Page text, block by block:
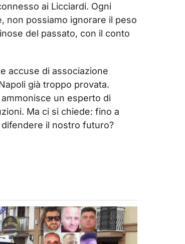
ai Licciardi. Ogni
non possiamo ignorare il peso
del passato, con il conto
accuse di associazione
già troppo provata.
un esperto di
Ma ci si chiede: fino a
il nostro futuro?